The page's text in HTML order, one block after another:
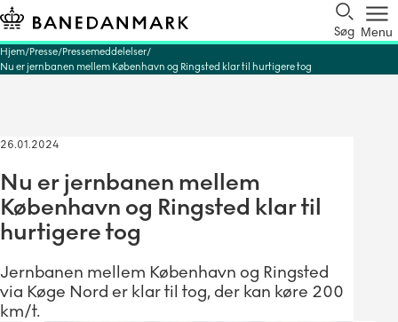
Søg Menu
Hjem Presse Pressemeddelelser
Nu er jernbanen mellem København og Ringsted klar til hurtigere tog
26.01.2024
Nu er jernbanen mellem
København og Ringsted klar til
hurtigere tog
Jernbanen mellem København og Ringsted
via Køge Nord er klar til tog, der kan køre 200
km/t.